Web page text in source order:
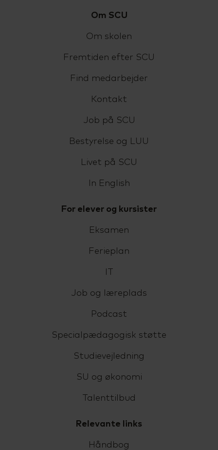
Om SCU
Om skolen
Fremtiden efter SCU
Find medarbejder
Kontakt
Job på SCU
Bestyrelse og LUU
Livet på SCU
In English
For elever og kursister
Eksamen
Ferieplan
Job og læreplads
Podcast
Specialpædagogisk støtte
Studievejledning
SU og økonomi
Talenttilbud
Relevante links
Håndbog